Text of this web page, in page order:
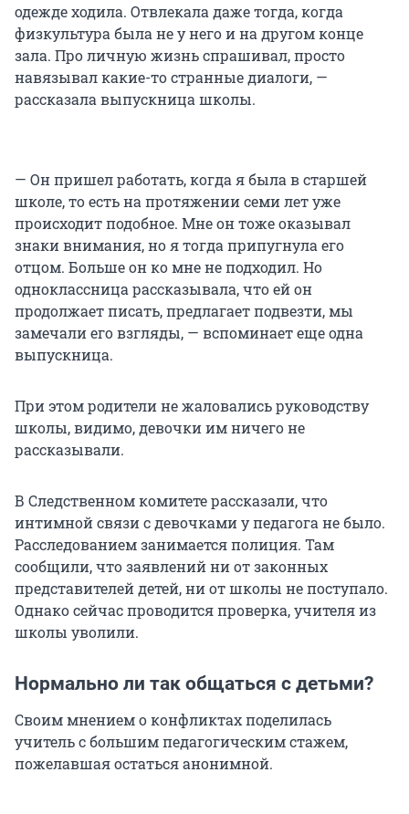
одежде ходила. Отвлекала даже тогда, когда
физкультура была не у него и на другом конце
зала. Про личную жизнь спрашивал, просто
навязывал какие-то странные диалоги, —
рассказала выпускница школы.
— Он пришел работать, когда я была в старшей
школе, то есть на протяжении семи лет уже
происходит подобное. Мне он тоже оказывал
знаки внимания, но я тогда припугнула его
отцом. Больше он ко мне не подходил. Но
одноклассница рассказывала, что ей он
продолжает писать, предлагает подвезти, мы
замечали его взгляды, — вспоминает еще одна
выпускница.
При этом родители не жаловались руководству
школы, видимо, девочки им ничего не
рассказывали.
В Следственном комитете рассказали, что
интимной связи с девочками у педагога не было.
Расследованием занимается полиция. Там
сообщили, что заявлений ни от законных
представителей детей, ни от школы не поступало.
Однако сейчас проводится проверка, учителя из
школы уволили.
Нормально ли так общаться с детьми?
Своим мнением о конфликтах поделилась
учитель с большим педагогическим стажем,
пожелавшая остаться анонимной.